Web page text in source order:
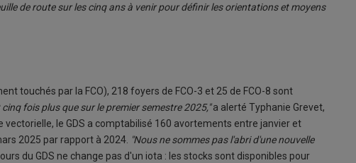
de route sur les cinq ans à venir pour définir les orientations et moyens
touchés par la FCO), 218 foyers de FCO-3 et 25 de FCO-8 sont
cinq fois plus que sur le premier semestre 2025,"a alerté Typhanie Grevet,
le GDS a comptabilisé 160 avortements entre janvier et
2025 par rapport à 2024. "Nous ne sommes pas l'abri d'une nouvelle
du GDS ne change pas d'un iota : les stocks sont disponibles pour